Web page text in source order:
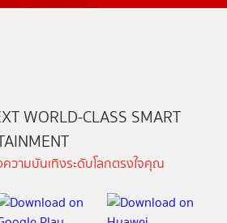
WORLD-CLASS SMART
วามบันเทิงระดับโลกตรงใจคุณ